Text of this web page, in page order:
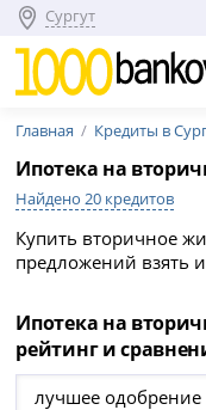
Сургут
Главная Кредиты в
Ипотека на
Найдено 20 кредитов
Купить вторичное
предложений взять
по ипотеке на
Ипотека на
рейтинг и
лучшее одобрение